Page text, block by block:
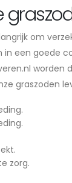
om
in een goede
worden
graszoden
zorg.